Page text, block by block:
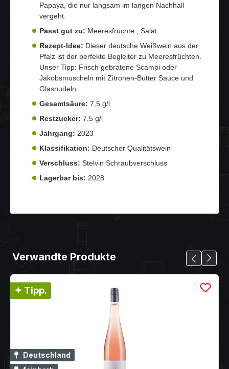
Papaya, die nur langsam im langen Nachhall
vergeht.
Passt gut zu: Meeresfrüchte , Salat
Rezept-Idee: Dieser deutsche Weißwein aus der
Pfalz ist der perfekte Begleiter zu Meeresfrüchten.
Unser Tipp: Frisch gebratene Scampi oder
Jakobsmuscheln mit Zitronen-Butter Sauce und
Glasnudeln.
Gesamtsäure: 7,5 g/l
Restzucker: 7,5 g/l
Jahrgang: 2023
Klassifikation: Deutscher Qualitätswein
Verschluss: Stelvin Schraubverschluss
Lagerbar bis: 2028
Verwandte Produkte
✦ Tipp.
Deutschland